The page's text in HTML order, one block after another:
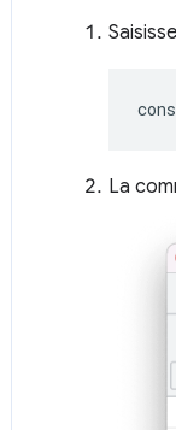
La